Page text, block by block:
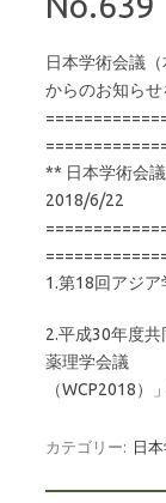
日本学術会議
からのお知らせ
** 日本学術会
2018/6/22
1.第18回アジ
2.平成30年度
薬理学会議
（WCP2018）
カテゴリー: 日